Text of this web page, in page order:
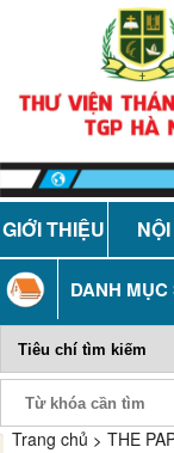
GIỚI THIỆU
DANH MỤC
Trang chủ THE